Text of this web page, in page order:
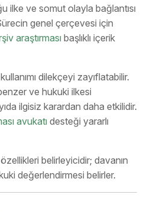
ilke ve somut olayla bağlantısı
genel çerçevesi için
araştırması başlıklı içerik
dilekçeyi zayıflatabilir.
ve hukuki ilkesi
ilgisiz karardan daha etkilidir.
avukatı desteği yararlı
belirleyicidir; davanın
değerlendirmesi belirler.